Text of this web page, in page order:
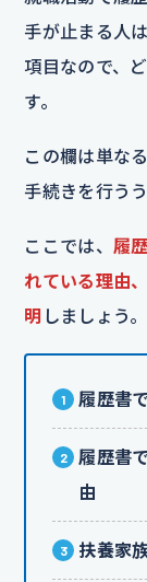
手が止まる人
項目なので、
す。
この欄は単な
手続きを行う
ここでは、 履
れている理由
明 しましょう。
履歴書
履歴書
由
扶養家